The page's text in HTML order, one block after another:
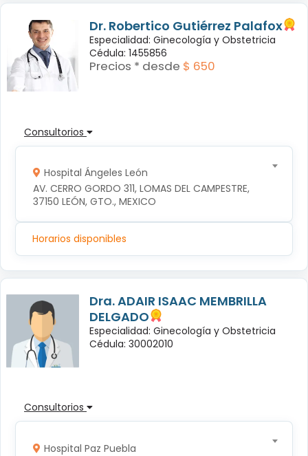
Dr. Robertico Gutiérrez Palafox
Especialidad: Ginecología y Obstetricia
Cédula: 1455856
Precios * desde $ 650
Consultorios
Hospital Ángeles León
AV. CERRO GORDO 311, LOMAS DEL CAMPESTRE,
37150 LEÓN, GTO., MEXICO
Horarios disponibles
Dra. ADAIR ISAAC MEMBRILLA
DELGADO
Especialidad: Ginecología y Obstetricia
Cédula: 30002010
Consultorios
Hospital Paz Puebla